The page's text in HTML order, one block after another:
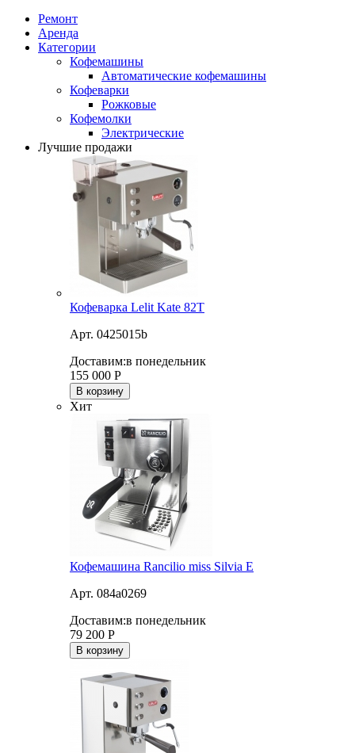
Ремонт
Аренда
Категории
Кофемашины
Автоматические кофемашины
Кофеварки
Рожковые
Кофемолки
Электрические
Лучшие продажи
Кофеварка Lelit Kate 82T
Арт. 0425015b
Доставим:в понедельник
155 000 Р
В корзину
Хит
Кофемашина Rancilio miss Silvia E
Арт. 084a0269
Доставим:в понедельник
79 200 Р
В корзину